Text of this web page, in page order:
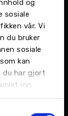
og
sosiale
vår. Vi
du bruker
sosiale
kan
du har gjort
inn
Christian
på laget:
kommer til
I Mo i
salg og
gode